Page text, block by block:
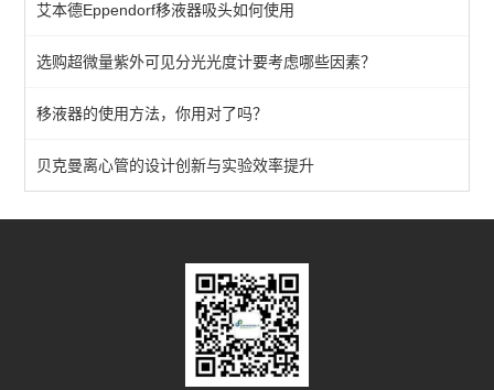
水浴、油浴、恒温槽
恒温恒湿箱
干燥箱
查看全部 >>
艾本德Eppendorf移液器吸头如何使用
选购超微量紫外可见分光光度计要考虑哪些因素？
移液器的使用方法，你用对了吗？
贝克曼离心管的设计创新与实验效率提升